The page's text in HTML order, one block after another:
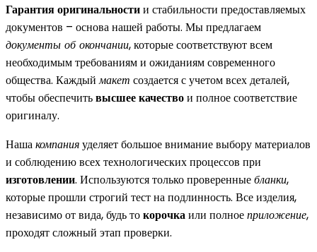
Гарантия оригинальностии стабильности предоставляемых
документов – основа нашей работы. Мы предлагаем
документы об окончании, которые соответствуют всем
необходимым требованиям и ожиданиям современного
общества. Каждыймакет создается с учетом всех деталей,
чтобы обеспечитьвысшее качествои полное соответствие
оригиналу.
Нашакомпанияуделяет большое внимание выбору материалов
и соблюдению всех технологических процессов при
изготовлении. Используются только проверенныебланки,
которые прошли строгий тест на подлинность. Все изделия,
независимо от вида, будь токорочкаили полноеприложение,
проходят сложный этап проверки.